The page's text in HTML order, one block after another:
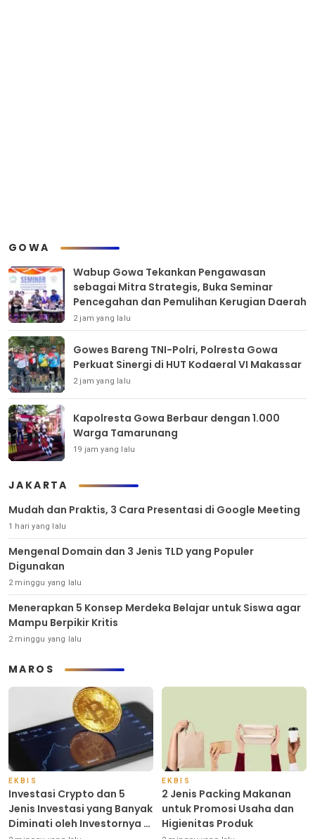
GOWA
Wabup Gowa Tekankan Pengawasan
sebagai Mitra Strategis, Buka Seminar
Pencegahan dan Pemulihan Kerugian Daerah
2 jam yang lalu
Gowes Bareng TNI-Polri, Polresta Gowa
Perkuat Sinergi di HUT Kodaeral VI Makassar
2 jam yang lalu
Kapolresta Gowa Berbaur dengan 1.000
Warga Tamarunang
19 jam yang lalu
JAKARTA
Mudah dan Praktis, 3 Cara Presentasi di Google Meeting
1 hari yang lalu
Mengenal Domain dan 3 Jenis TLD yang Populer
Digunakan
2 minggu yang lalu
Menerapkan 5 Konsep Merdeka Belajar untuk Siswa agar
Mampu Berpikir Kritis
2 minggu yang lalu
MAROS
EKBIS
Investasi Crypto dan 5
Jenis Investasi yang Banyak
Diminati oleh Investornya di
EKBIS
2 Jenis Packing Makanan
untuk Promosi Usaha dan
Higienitas Produk